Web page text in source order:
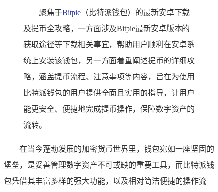
聚焦于Bitpie （比特派钱包）的最新安卓下载
及提币全攻略，一方面涉及Bitpie最新安卓版本的
获取途径等下载相关事宜，帮助用户顺利在安卓系
统上安装该钱包，另一方面着重阐述提币的详细攻
略，涵盖提币流程、注意事项等内容，旨在为使用
比特派钱包的用户提供全面且实用的指导，让用户
能更安全、便捷地完成提币操作，保障数字资产的
流转。
在当今蓬勃发展的加密货币世界里，钱包宛如一座坚固的
堡垒，是妥善管理数字资产不可或缺的重要工具，而比特派钱
包凭借其丰富多样的强大功能，以及相对简洁便捷的操作流